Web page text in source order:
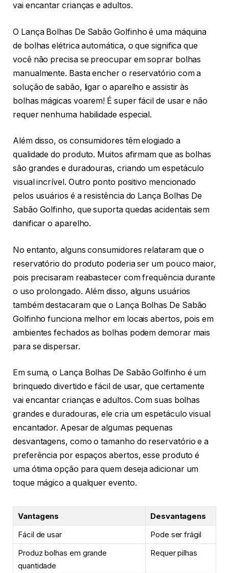
vai encantar crianças e adultos.
O Lança Bolhas De Sabão Golfinho é uma máquina
de bolhas elétrica automática, o que significa que
você não precisa se preocupar em soprar bolhas
manualmente. Basta encher o reservatório com a
solução de sabão, ligar o aparelho e assistir às
bolhas mágicas voarem! É super fácil de usar e não
requer nenhuma habilidade especial.
Além disso, os consumidores têm elogiado a
qualidade do produto. Muitos afirmam que as bolhas
são grandes e duradouras, criando um espetáculo
visual incrível. Outro ponto positivo mencionado
pelos usuários é a resistência do Lança Bolhas De
Sabão Golfinho, que suporta quedas acidentais sem
danificar o aparelho.
No entanto, alguns consumidores relataram que o
reservatório do produto poderia ser um pouco maior,
pois precisaram reabastecer com frequência durante
o uso prolongado. Além disso, alguns usuários
também destacaram que o Lança Bolhas De Sabão
Golfinho funciona melhor em locais abertos, pois em
ambientes fechados as bolhas podem demorar mais
para se dispersar.
Em suma, o Lança Bolhas De Sabão Golfinho é um
brinquedo divertido e fácil de usar, que certamente
vai encantar crianças e adultos. Com suas bolhas
grandes e duradouras, ele cria um espetáculo visual
encantador. Apesar de algumas pequenas
desvantagens, como o tamanho do reservatório e a
preferência por espaços abertos, esse produto é
uma ótima opção para quem deseja adicionar um
toque mágico a qualquer evento.
Vantagens
Desvantagens
Fácil de usar
Pode ser frágil
Produz bolhas em grande
quantidade
Requer pilhas